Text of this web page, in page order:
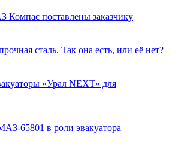
поставлены заказчику
сталь. Так она есть, или её нет?
«Урал NEXT» для
65801 в роли эвакуатора